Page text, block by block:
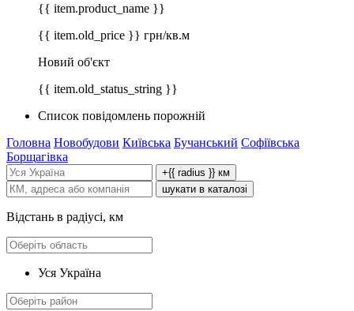
{{ item.product_name }}
{{ item.old_price }} грн/кв.м
Новий об'єкт
{{ item.old_status_string }}
Список повідомлень порожній
Головна Новобудови Київська Бучанський Софіївська
Борщагівка
+{{ radius }} км
шукати в каталозі
Відстань в радіусі, км
Уся Україна